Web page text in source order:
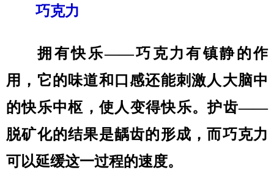
巧克力
拥有快乐——巧克力有镇静的作
用，它的味道和口感还能刺激人大脑中
的快乐中枢，使人变得快乐。护齿——
脱矿化的结果是龋齿的形成，而巧克力
可以延缓这一过程的速度。